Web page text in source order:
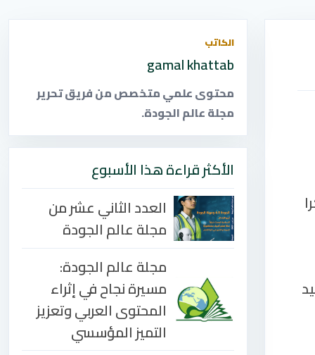
الكاتب
gamal khattab
محتوى علمي متخصص من فريق تحرير
مجلة عالم الجودة.
الأكثر قراءة هذا الأسبوع
العدد الثاني عشر من
مجلة عالم الجودة
مجلة عالم الجودة:
مسيرة نجاح في إثراء
المحتوى العربي وتعزيز
التميز المؤسسي